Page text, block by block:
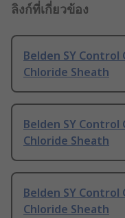
ลิงก์ที่เกี่ยวข้อง
Belden SY Control
Chloride Sheath
Belden SY Control
Chloride Sheath
Belden SY Control
Chloride Sheath